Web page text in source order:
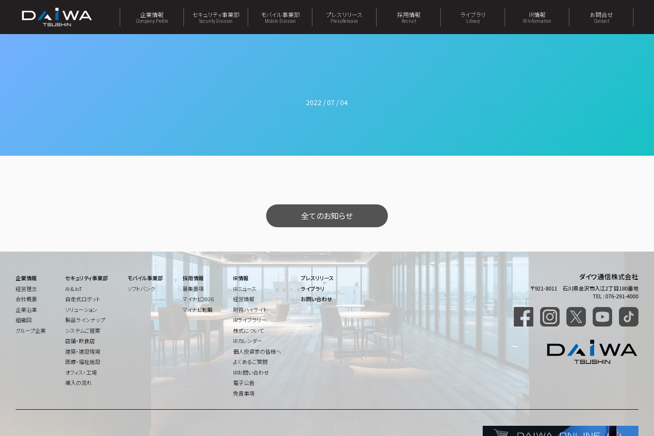
企業情報
Company Profile
セキュリティ事業部
Security Division
モバイル事業部
Mobile Division
プレスリリース
PressRelease
採用情報
Recruit
ライブラリ
Library
IR情報
IR Information
お問合せ
Contact
2022 / 07 / 04
全てのお知らせ
企業情報
経営理念
会社概要
企業沿革
組織図
グループ企業
セキュリティ事業部
AI & IoT
自走式ロボット
ソリューション
製品ラインナップ
システムご提案
店舗・飲食店
建築・建設現場
医療・福祉施設
オフィス・工場
導入の流れ
モバイル事業部
ソフトバンク
採用情報
募集要項
マイナビ2026
マイナビ転職
IR情報
IRニュース
経営情報
財務ハイライト
IRライブラリー
株式について
IRカレンダー
個人投資家の皆様へ
よくあるご質問
IRお問い合わせ
電子公告
免責事項
プレスリリース
ライブラリ
お問い合わせ
ダイワ通信株式会社
〒921-8011 石川県金沢市入江2丁目180番地
TEL : 076-291-4000